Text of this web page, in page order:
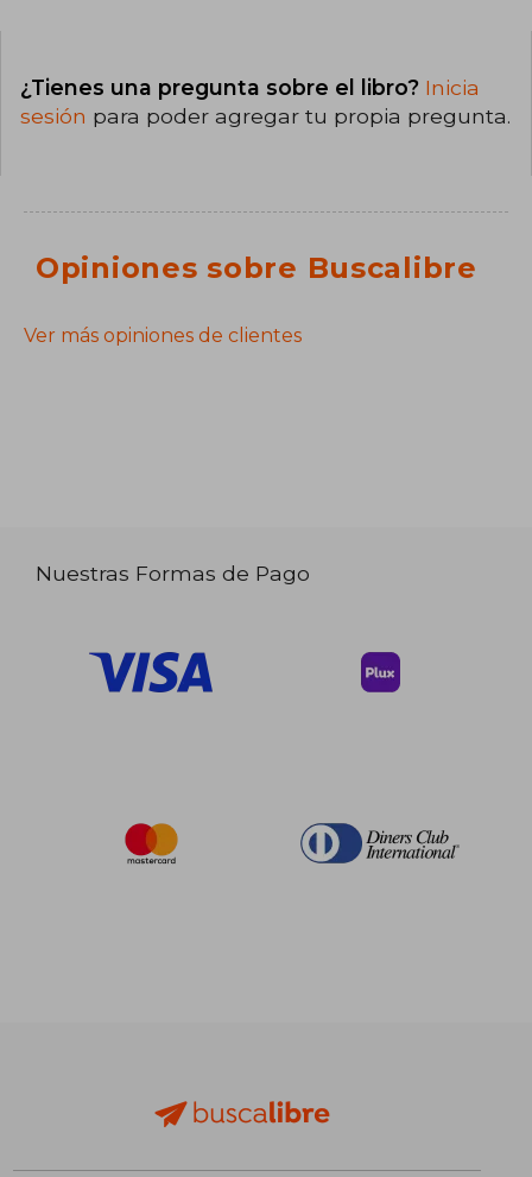
¿Tienes una pregunta sobre el libro? Inicia
sesión para poder agregar tu propia pregunta.
Opiniones sobre Buscalibre
Ver más opiniones de clientes
Nuestras Formas de Pago